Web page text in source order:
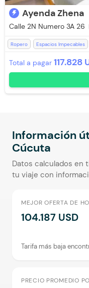
Ayenda Zhena
Calle 2N Numero 3A 26
Ropero Espacios Impecables
Parqueadero (Sujeto a
Total a pagar 117.828
Información
Cúcuta
Datos calculados en
tu viaje con
MEJOR OFERTA DE
104.187 USD
Tarifa más baja
PRECIO PROMEDIO